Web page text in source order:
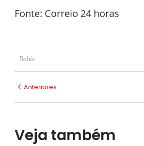
Fonte: Correio 24 horas
Bahia
Anteriores
Veja também